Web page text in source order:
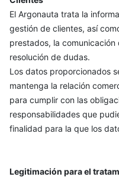
El Argonauta trata la
gestión de clientes, así
prestados, la
resolución de dudas.
Los datos proporcionados
mantenga la relación
para cumplir con las
responsabilidades que
finalidad para la que los
Legitimación para el